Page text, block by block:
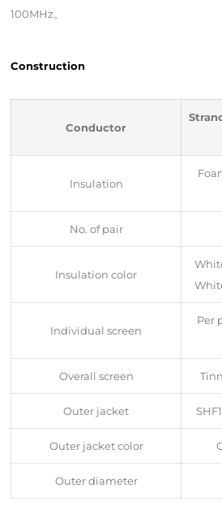
100MHz。
Construction
Conductor
Insulation
No. of pair
Insulation color
Individual screen
Per
Overall screen
Outer jacket
Outer jacket color
Outer diameter